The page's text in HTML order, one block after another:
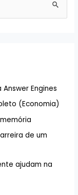
Engines
(Economia)
de um
ajudam na